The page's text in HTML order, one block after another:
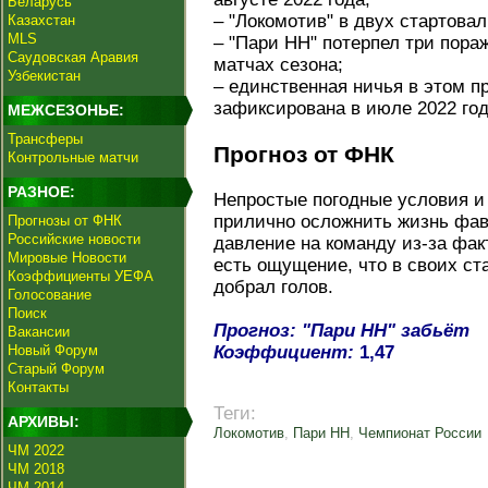
Казахстан
MLS
Саудовская Аравия
Узбекистан
МЕЖСЕЗОНЬЕ:
Трансферы
Контрольные матчи
РАЗНОЕ:
Прогнозы от ФНК
Российские новости
Мировые Новости
Коэффициенты УЕФА
Голосование
Поиск
Вакансии
Новый Форум
Старый Форум
Контакты
АРХИВЫ:
ЧМ 2022
ЧМ 2018
– "Локомотив" в двух
– "Пари НН" потерпел три
матчах сезона;
– единственная ничья в этом
зафиксирована в июле 2022
Прогноз от ФНК
Непростые погодные условия
прилично осложнить жизнь
давление на команду из-за
есть ощущение, что в своих
добрал голов.
Прогноз: "Пари НН" забьёт
Коэффициент: 1,47
Теги:
Локомотив, Пари НН , Чемпионат России